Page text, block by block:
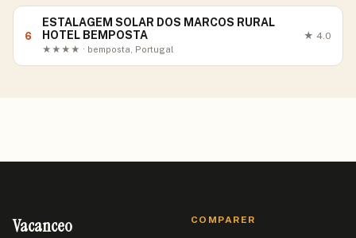
6
ESTALAGEM SOLAR DOS MARCOS RURAL
HOTEL BEMPOSTA
★★★★ · bemposta, Portugal
★ 4.0
Vacanceo COMPARER